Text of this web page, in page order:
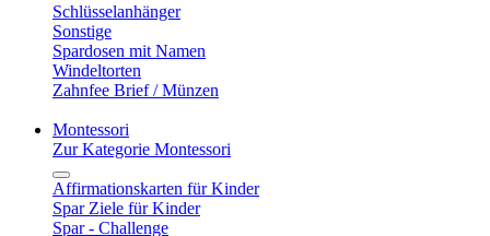
Schlüsselanhänger
Sonstige
Spardosen mit Namen
Windeltorten
Zahnfee Brief / Münzen
Montessori
Zur Kategorie Montessori
Affirmationskarten für Kinder
Spar Ziele für Kinder
Spar - Challenge